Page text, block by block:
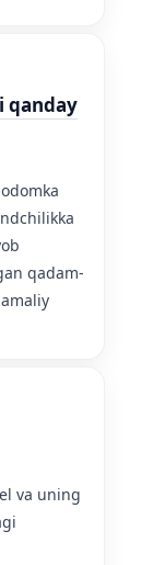
qanday
qadam-
va uning